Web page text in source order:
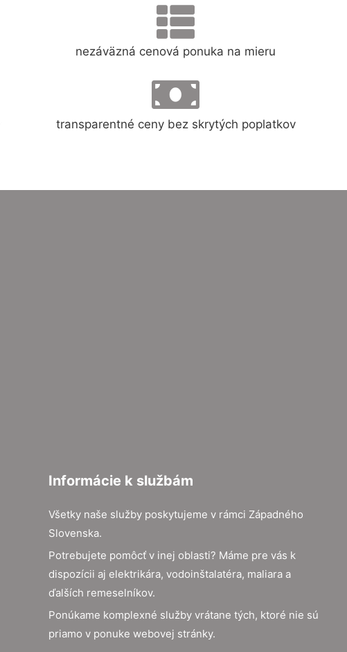
nezáväzná cenová ponuka na mieru
transparentné ceny bez skrytých poplatkov
Informácie k službám
Všetky naše služby poskytujeme v rámci Západného
Slovenska.
Potrebujete pomôcť v inej oblasti? Máme pre vás k
dispozícii aj elektrikára, vodoinštalatéra, maliara a
ďalších remeselníkov.
Ponúkame komplexné služby vrátane tých, ktoré nie sú
priamo v ponuke webovej stránky.